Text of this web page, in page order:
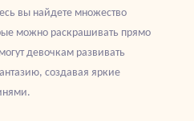
вы найдете множество
можно раскрашивать прямо
девочкам развивать
создавая яркие